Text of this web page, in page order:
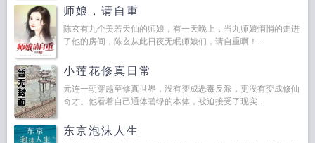
师娘，请自重
陈玄有九个美若天仙的师娘，有一天晚上，当九师娘悄悄的走进
了他的房间，陈玄从此日夜无眠师娘们，请自重啊！...
小莲花修真日常
元连一朝穿越至修真世界，没有变成恶毒反派，更没有变成修仙
奇才。他看着自己通体碧绿的本体，被迫接受了现实...
东京泡沫人生